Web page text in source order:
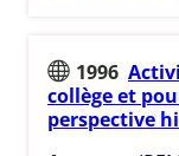
1996
collège et
perspective